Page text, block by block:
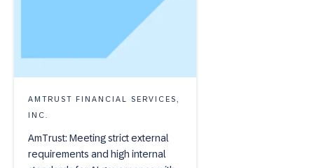
AMTRUST FINANCIAL SERVICES,
INC.
AmTrust: Meeting strict external
requirements and high internal